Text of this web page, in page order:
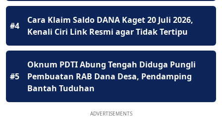
#4
Cara Klaim Saldo DANA Kaget 20 Juli 2026,
Kenali Ciri Link Resmi agar Tidak Tertipu
#5
Oknum PDTI Abung Tengah Diduga Pungli
Pembuatan RAB Dana Desa, Pendamping
Bantah Tuduhan
ADVERTISEMENTS